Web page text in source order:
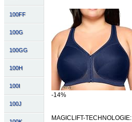
100FF
100G
100GG
100H
100I
100J
-14%
MAGICLIFT-TECHNOLOGIE: